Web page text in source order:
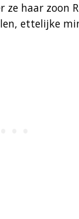
ze haar zoon
ettelijke